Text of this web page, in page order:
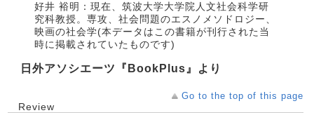
好井 裕明：現在、筑波大学大学院人文社会科学研
究科教授。専攻、社会問題のエスノメソドロジー、
映画の社会学(本データはこの書籍が刊行された当
時に掲載されていたものです)
日外アソシエーツ『BookPlus』より
Go to the top of this page
Review